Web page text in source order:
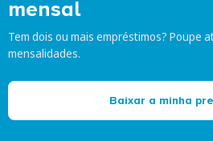
mensal
Tem dois ou mais empréstimos? Poupe
mensalidades.
Baixar a minha